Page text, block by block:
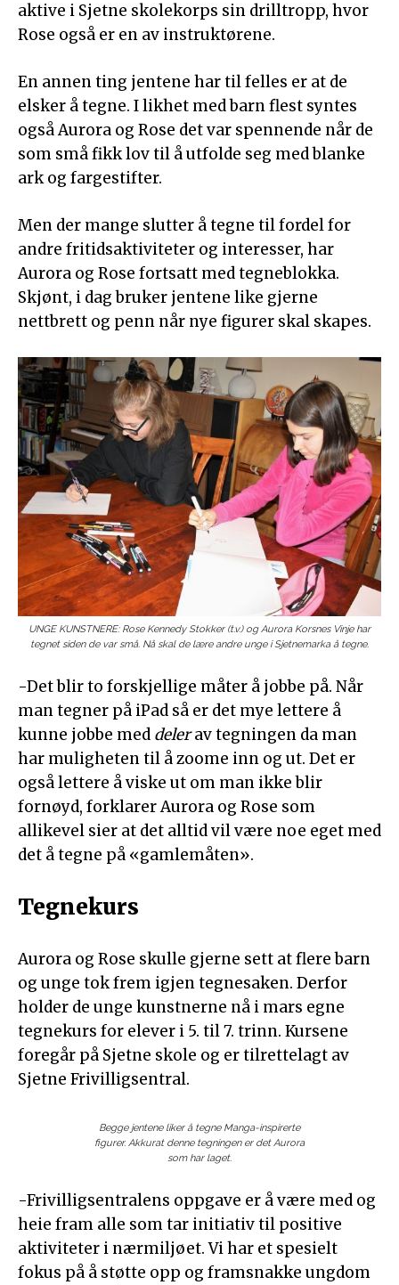
aktive i Sjetne skolekorps sin drilltropp, hvor
Rose også er en av instruktørene.
En annen ting jentene har til felles er at de
elsker å tegne. I likhet med barn flest syntes
også Aurora og Rose det var spennende når de
som små fikk lov til å utfolde seg med blanke
ark og fargestifter.
Men der mange slutter å tegne til fordel for
andre fritidsaktiviteter og interesser, har
Aurora og Rose fortsatt med tegneblokka.
Skjønt, i dag bruker jentene like gjerne
nettbrett og penn når nye figurer skal skapes.
UNGE KUNSTNERE: Rose Kennedy Stokker (t.v.) og Aurora Korsnes Vinje har
tegnet siden de var små. Nå skal de lære andre unge i Sjetnemarka å tegne.
-Det blir to forskjellige måter å jobbe på. Når
man tegner på iPad så er det mye lettere å
kunne jobbe med delerav tegningen da man
har muligheten til å zoome inn og ut. Det er
også lettere å viske ut om man ikke blir
fornøyd, forklarer Aurora og Rose som
allikevel sier at det alltid vil være noe eget med
det å tegne på «gamlemåten».
Tegnekurs
Aurora og Rose skulle gjerne sett at flere barn
og unge tok frem igjen tegnesaken. Derfor
holder de unge kunstnerne nå i mars egne
tegnekurs for elever i 5. til 7. trinn. Kursene
foregår på Sjetne skole og er tilrettelagt av
Sjetne Frivilligsentral.
Begge jentene liker å tegne Manga-inspirerte
figurer. Akkurat denne tegningen er det Aurora
som har laget.
-Frivilligsentralens oppgave er å være med og
heie fram alle som tar initiativ til positive
aktiviteter i nærmiljøet. Vi har et spesielt
fokus på å støtte opp og framsnakke ungdom